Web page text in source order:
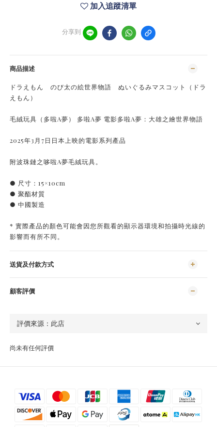
加入追蹤清單
分享到
商品描述
ドラえもん のび太の絵世界物語 ぬいぐるみマスコット（ドラ
えもん）
毛絨玩具（多啦A夢） 多啦A夢 電影多啦A夢：大雄之繪世界物語
2025年3月7日日本上映的電影系列產品
附波珠鏈之哆啦A夢毛絨玩具。
● 尺寸：15×10cm
● 聚酯材質
● 中國製造
* 實際產品的顏色可能會因您所觀看的顯示器環境和拍攝時光線的
影響而有所不同。
送貨及付款方式
顧客評價
尚未有任何評價